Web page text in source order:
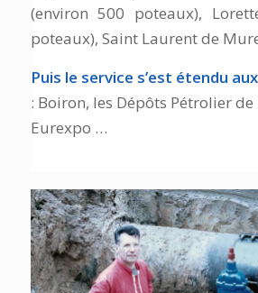
(environ 500 poteaux),
poteaux), Saint Laurent de
Puis le service s’est étendu
: Boiron, les Dépôts Pétrolier
Eurexpo …